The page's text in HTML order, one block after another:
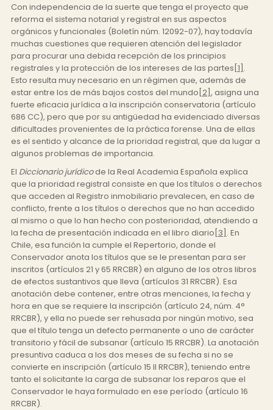
Con independencia de la suerte que tenga el proyecto que
reforma el sistema notarial y registral en sus aspectos
orgánicos y funcionales (Boletín núm. 12092-07), hay todavía
muchas cuestiones que requieren atención del legislador
para procurar una debida recepción de los principios
registrales y la protección de los intereses de las partes [1] .
Esto resulta muy necesario en un régimen que, además de
estar entre los de más bajos costos del mundo [2], asigna una
fuerte eficacia jurídica a la inscripción conservatoria (artículo
686 CC), pero que por su antigüedad ha evidenciado diversas
dificultades provenientes de la práctica forense. Una de ellas
es el sentido y alcance de la prioridad registral, que da lugar a
algunos problemas de importancia.
El Diccionario jurídicode la Real Academia Española explica
que la prioridad registral consiste en que los títulos o derechos
que acceden al Registro inmobiliario prevalecen, en caso de
conflicto, frente a los títulos o derechos que no han accedido
al mismo o que lo han hecho con posterioridad, atendiendo a
la fecha de presentación indicada en el libro diario [3] . En
Chile, esa función la cumple el Repertorio, donde el
Conservador anota los títulos que se le presentan para ser
inscritos (artículos 21 y 65 RRCBR) en alguno de los otros libros
de efectos sustantivos que lleva (artículos 31 RRCBR). Esa
anotación debe contener, entre otras menciones, la fecha y
hora en que se requiere la inscripción (artículo 24, núm. 4°
RRCBR), y ella no puede ser rehusada por ningún motivo, sea
que el título tenga un defecto permanente o uno de carácter
transitorio y fácil de subsanar (artículo 15 RRCBR). La anotación
presuntiva caduca a los dos meses de su fecha si no se
convierte en inscripción (artículo 15 II RRCBR), teniendo entre
tanto el solicitante la carga de subsanar los reparos que el
Conservador le haya formulado en ese período (artículo 16
RRCBR).